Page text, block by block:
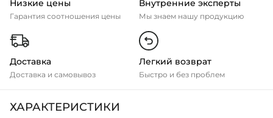
Низкие цены
Гарантия соотношения цены
Внутренние эксперты
Мы знаем нашу продукцию
Доставка
Доставка и самовывоз
Легкий возврат
Быстро и без проблем
ХАРАКТЕРИСТИКИ